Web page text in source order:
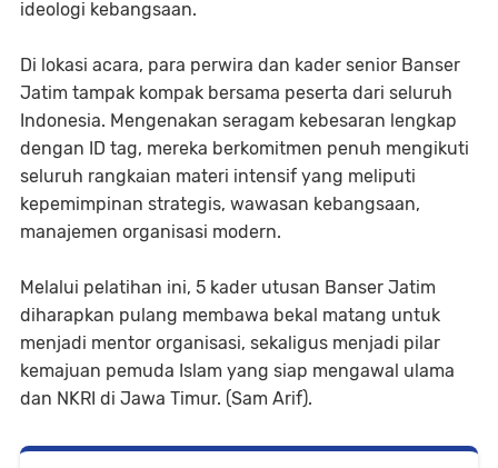
ideologi kebangsaan.
​Di lokasi acara, para perwira dan kader senior Banser
Jatim tampak kompak bersama peserta dari seluruh
Indonesia. Mengenakan seragam kebesaran lengkap
dengan ID tag, mereka berkomitmen penuh mengikuti
seluruh rangkaian materi intensif yang meliputi
kepemimpinan strategis, wawasan kebangsaan,
manajemen organisasi modern.
​Melalui pelatihan ini, 5 kader utusan Banser Jatim
diharapkan pulang membawa bekal matang untuk
menjadi mentor organisasi, sekaligus menjadi pilar
kemajuan pemuda Islam yang siap mengawal ulama
dan NKRI di Jawa Timur. (Sam Arif).